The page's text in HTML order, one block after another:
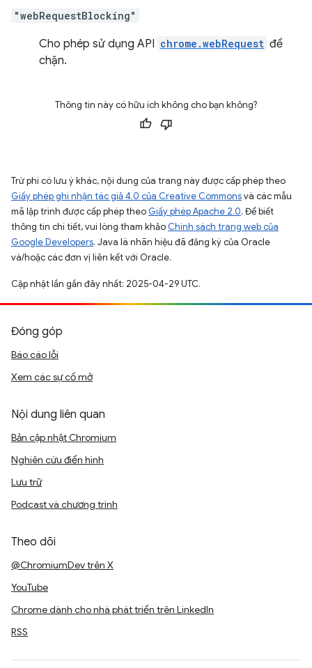
"webRequestBlocking"
Cho phép sử dụng API chrome.webRequest để
chặn.
Thông tin này có hữu ích không cho bạn không?
Trừ phi có lưu ý khác, nội dung của trang này được cấp phép theo
Giấy phép ghi nhận tác giả 4.0 của Creative Commonsvà các mẫu
mã lập trình được cấp phép theo Giấy phép Apache 2.0. Để biết
thông tin chi tiết, vui lòng tham khảo Chính sách trang web của
Google Developers. Java là nhãn hiệu đã đăng ký của Oracle
và/hoặc các đơn vị liên kết với Oracle.
Cập nhật lần gần đây nhất: 2025-04-29 UTC.
Đóng góp
Báo cáo lỗi
Xem các sự cố mở
Nội dung liên quan
Bản cập nhật Chromium
Nghiên cứu điển hình
Lưu trữ
Podcast và chương trình
Theo dõi
@ChromiumDev trên X
YouTube
Chrome dành cho nhà phát triển trên LinkedIn
RSS